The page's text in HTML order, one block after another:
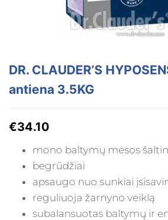
DR. CLAUDER’S
antiena 3.5KG
€34.10
mono baltymų mėsos
begrūdžiai
apsaugo nuo sunkiai
reguliuoja žarnyno veiklą
subalansuotas baltymų ir